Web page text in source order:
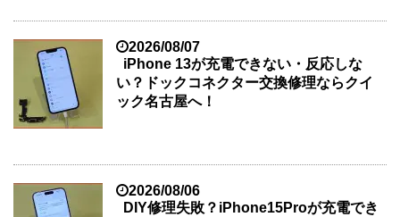
2026/08/07
iPhone 13が充電できない・反応しな
い？ドックコネクター交換修理ならクイ
ック名古屋へ！
2026/08/06
DIY修理失敗？iPhone15Proが充電でき